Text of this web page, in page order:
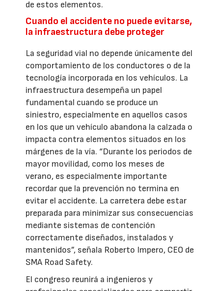
de estos elementos.
Cuando el accidente no puede evitarse,
la infraestructura debe proteger
La seguridad vial no depende únicamente del
comportamiento de los conductores o de la
tecnología incorporada en los vehículos. La
infraestructura desempeña un papel
fundamental cuando se produce un
siniestro, especialmente en aquellos casos
en los que un vehículo abandona la calzada o
impacta contra elementos situados en los
márgenes de la vía. “Durante los periodos de
mayor movilidad, como los meses de
verano, es especialmente importante
recordar que la prevención no termina en
evitar el accidente. La carretera debe estar
preparada para minimizar sus consecuencias
mediante sistemas de contención
correctamente diseñados, instalados y
mantenidos”, señala Roberto Impero, CEO de
SMA Road Safety.
El congreso reunirá a ingenieros y